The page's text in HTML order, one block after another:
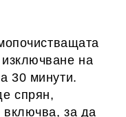
на
30 минути.
спрян,
включва, за да